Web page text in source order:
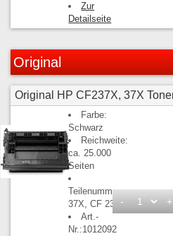
Zur
Detailseite
Original
Original HP CF237X, 37X
Farbe:
Schwarz
Reichweite:
ca. 25.000
Seiten
Teilenummern:
37X, CF 237 X
Art.-
Nr.:1012092
- +